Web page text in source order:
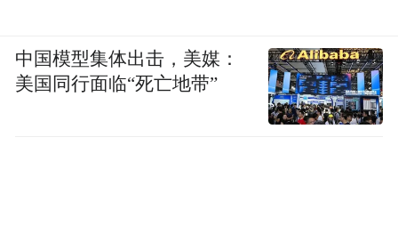
中国模型集体出击，美媒：
美国同行面临“死亡地带”